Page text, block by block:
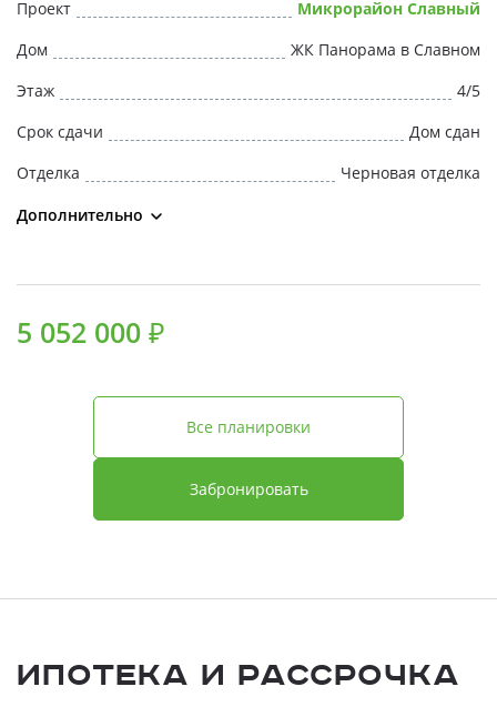
Проект
Микрорайон Славный
Дом
ЖК Панорама в Славном
Этаж
4/5
Срок сдачи
Дом сдан
Отделка
Черновая отделка
Дополнительно
5 052 000 ₽
Забронировать
Все планировки
Ипотека и Рассрочка